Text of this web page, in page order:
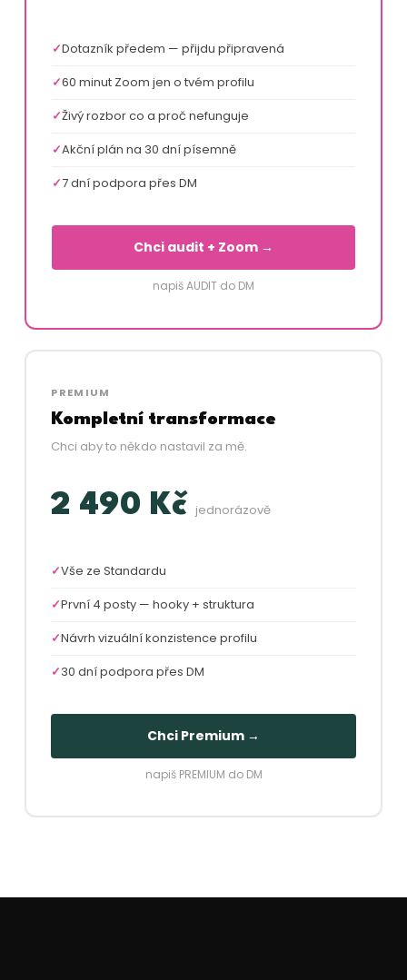
Dotazník předem — přijdu připravená
60 minut Zoom jen o tvém profilu
Živý rozbor co a proč nefunguje
Akční plán na 30 dní písemně
7 dní podpora přes DM
Chci audit + Zoom →
napiš AUDIT do DM
PREMIUM
Kompletní transformace
Chci aby to někdo nastavil za mě.
2 490 Kč jednorázově
Vše ze Standardu
První 4 posty — hooky + struktura
Návrh vizuální konzistence profilu
30 dní podpora přes DM
Chci Premium →
napiš PREMIUM do DM